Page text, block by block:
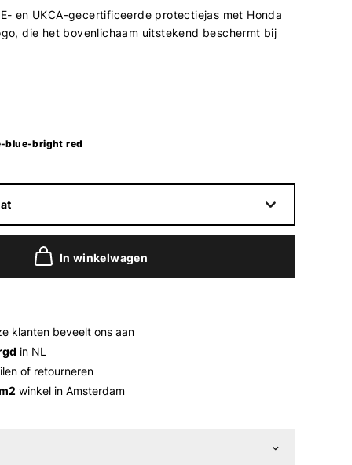
en UKCA-gecertificeerde protectiejas met Honda
die het bovenlichaam uitstekend beschermt bij
blue-bright red
In winkelwagen
klanten beveelt ons aan
in NL
of retourneren
winkel in Amsterdam